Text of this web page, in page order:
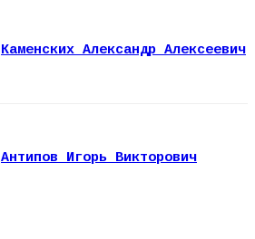
Каменских Александр Алексеевич
Антипов Игорь Викторович